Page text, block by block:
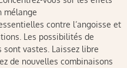
mélange
contre l’angoisse et
Les possibilités de
sont vastes. Laissez libre
de nouvelles combinaisons